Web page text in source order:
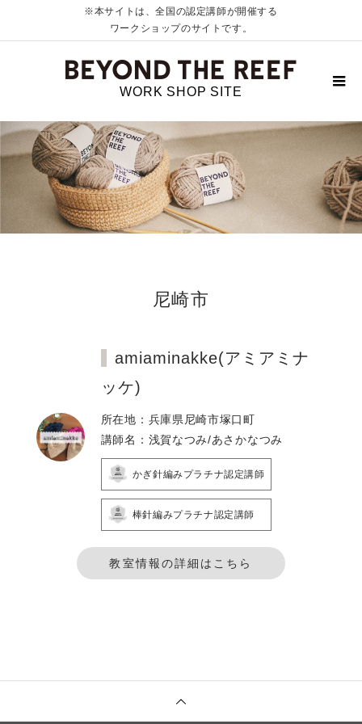
※本サイトは、全国の認定講師が開催する
ワークショップのサイトです。
WORK SHOP SITE
尼崎市
amiaminakke(アミアミナ
ッケ)
所在地：兵庫県尼崎市塚口町
講師名：浅賀なつみ/あさかなつみ
かぎ針編みプラチナ認定講師
棒針編みプラチナ認定講師
教室情報の詳細はこちら